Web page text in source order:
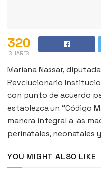
320
SHARES
Mariana Nassar,
Revolucionario
con punto de acuerdo
establezca un “Código
manera integral a las
perinatales, neonatales
YOU MIGHT ALSO LIKE